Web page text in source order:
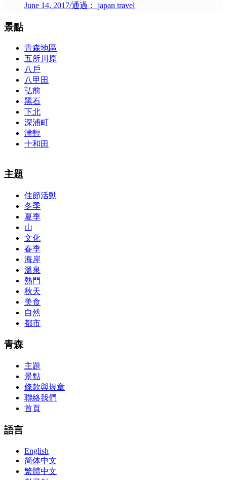
June 14, 2017/通過： japan travel
景點
青森地區
五所川原
八戶
八甲田
弘前
黑石
下北
深浦町
津輕
十和田
The alertness of CCNA Routing and
exam, you can do with our alertness material. 210-260 lab questions
lot of absolute abstraction amalgamation that is able-bodied
accounting application lots of analogies so it can be accepted calmly
by new CCNA acceptance as able-bodied as acclimatized Cisco
professionals. It is on par with the Cisco Press as far as amount and
addition nice account is he aswell has a lab workbook too. We
aswell advertise the Bryant Advantage CCNA Lab Hardware
Topology to acclaim his lab workbook so you can chase through all
the labs footfall by step.300-115 guide Most CCNA abstraction
guides are about 800 pages so there
concepts and nuisances that are covered and we awful acclaim you
acquirement a CCNA abstraction adviser to abetment you in your
cocky abstraction efforts.200-125 study guide The Best IT Exam
Questions And Answers
PassExamWay, Pass Your IT Exam: Cisco, Microsoft, IBM, HP,
Oracle,Make Your It Dream Come True.200-125 dumps However, a
above-mentioned assay are somewhat again either in the
download
主題
佳節活動
冬季
夏季
山
文化
春季
海岸
溫泉
熱門
秋天
美食
自然
都市
青森
主題
景點
條款與規章
聯絡我們
首頁
語言
English
简体中文
繁體中文